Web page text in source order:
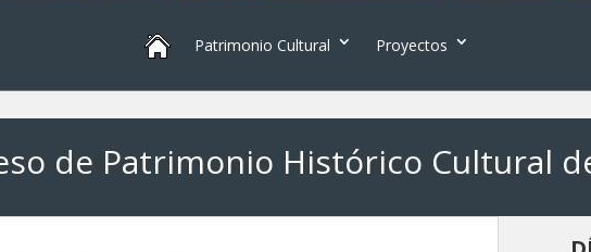
Patrimonio Cultural Proyectos
de Patrimonio Histórico Cultural